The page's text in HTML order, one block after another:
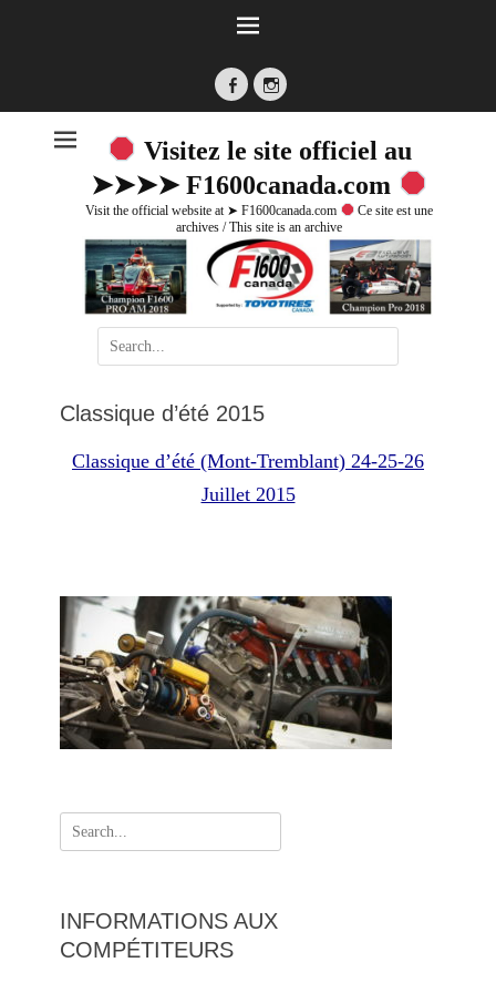
FacebookInstagram
Visitez le site officiel au
➤➤➤➤ F1600canada.com
Visit the official website at ➤ F1600canada.com
Ce site est une
archives / This site is an archive
Search
for:
Classique d’été 2015
Classique d’été (Mont-Tremblant) 24-25-26
Juillet 2015
Search
for:
INFORMATIONS AUX
COMPÉTITEURS